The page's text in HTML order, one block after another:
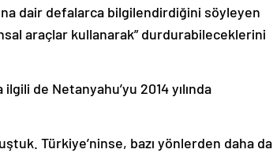
dair defalarca bilgilendirdiğini söyleyen
araçlar kullanarak” durdurabileceklerini
de Netanyahu’yu 2014 yılında
Türkiye’ninse, bazı yönlerden daha da